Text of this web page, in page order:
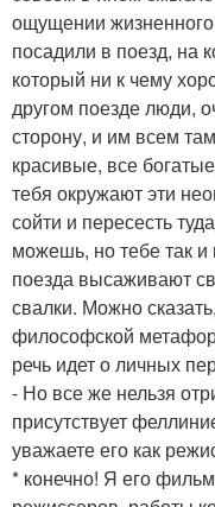
ощущении жизненного
посадили в поезд, на
который ни к чему
другом поезде люди,
сторону, и им всем
красивые, все
тебя окружают эти
сойти и пересесть
можешь, но тебе так и
поезда высаживают
свалки. Можно
философской
речь идет о личных
- Но все же нельзя
присутствует
уважаете его как
* конечно! Я его